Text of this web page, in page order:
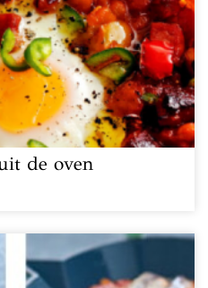
de oven